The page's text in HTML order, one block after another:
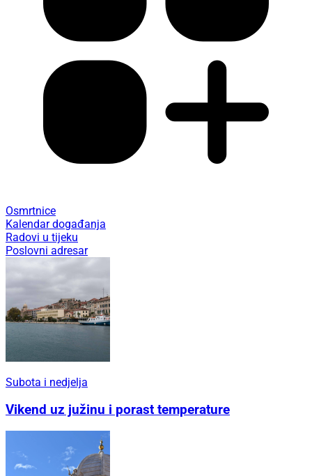
Osmrtnice
Kalendar događanja
Radovi u tijeku
Poslovni adresar
Subota i nedjelja
Vikend uz južinu i porast temperature